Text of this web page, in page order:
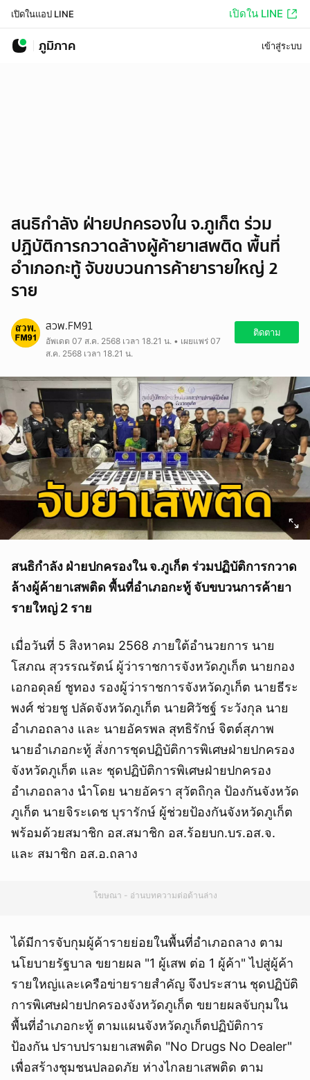
เปิดในแอป LINE เปิดใน LINE
ภูมิภาค เข้าสู่ระบบ
สนธิกำลัง ฝ่ายปกครองใน จ.ภูเก็ต ร่วม
ปฏิบัติการกวาดล้างผู้ค้ายาเสพติด พื้นที่
อำเภอกะทู้ จับขบวนการค้ายารายใหญ่ 2
ราย
สวพ.FM91
อัพเดต 07 ส.ค. 2568 เวลา 18.21 น. • เผยแพร่ 07
ส.ค. 2568 เวลา 18.21 น.
ติดตาม
สนธิกำลัง ฝ่ายปกครองใน จ.ภูเก็ต ร่วมปฏิบัติการกวาด
ล้างผู้ค้ายาเสพติด พื้นที่อำเภอกะทู้ จับขบวนการค้ายา
รายใหญ่ 2 ราย
เมื่อวันที่ 5 สิงหาคม 2568 ภายใต้อำนวยการ นาย
โสภณ สุวรรณรัตน์ ผู้ว่าราชการจังหวัดภูเก็ต นายกอง
เอกอดุลย์ ชูทอง รองผู้ว่าราชการจังหวัดภูเก็ต นายธีระ
พงศ์ ช่วยชู ปลัดจังหวัดภูเก็ต นายศิวัชฐ์ ระวังกุล นาย
อำเภอถลาง และ นายอัครพล สุทธิรักษ์ จิตต์สุภาพ
นายอำเภอกะทู้ สั่งการชุดปฏิบัติการพิเศษฝ่ายปกครอง
จังหวัดภูเก็ต และ ชุดปฏิบัติการพิเศษฝ่ายปกครอง
อำเภอถลาง นำโดย นายอัครา สุวัตถิกุล ป้องกันจังหวัด
ภูเก็ต นายจิระเดช บุรารักษ์ ผู้ช่วยป้องกันจังหวัดภูเก็ต
พร้อมด้วยสมาชิก อส.สมาชิก อส.ร้อยบก.บร.อส.จ.
และ สมาชิก อส.อ.ถลาง
โฆษณา - อ่านบทความต่อด้านล่าง
ได้มีการจับกุมผู้ค้ารายย่อยในพื้นที่อำเภอถลาง ตาม
นโยบายรัฐบาล ขยายผล "1 ผู้เสพ ต่อ 1 ผู้ค้า" ไปสู่ผู้ค้า
รายใหญ่และเครือข่ายรายสำคัญ จึงประสาน ชุดปฏิบัติ
การพิเศษฝ่ายปกครองจังหวัดภูเก็ต ขยายผลจับกุมใน
พื้นที่อำเภอกะทู้ ตามแผนจังหวัดภูเก็ตปฏิบัติการ
ป้องกัน ปราบปรามยาเสพติด "No Drugs No Dealer"
เพื่อสร้างชุมชนปลอดภัย ห่างไกลยาเสพติด ตาม